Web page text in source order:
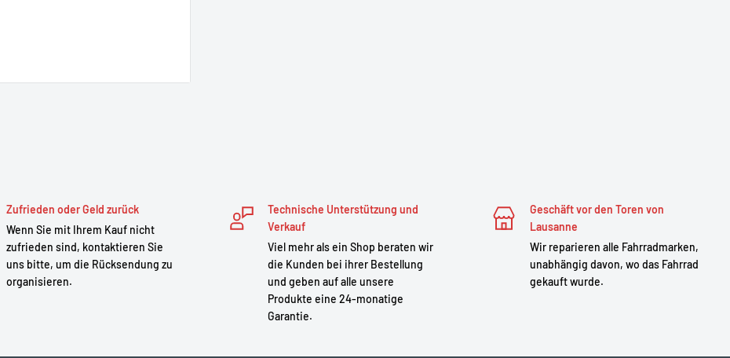
Zufrieden oder Geld zurück
Wenn Sie mit Ihrem Kauf nicht
zufrieden sind, kontaktieren Sie
uns bitte, um die Rücksendung zu
organisieren.
Technische Unterstützung und
Verkauf
Viel mehr als ein Shop beraten wir
die Kunden bei ihrer Bestellung
und geben auf alle unsere
Produkte eine 24-monatige
Garantie.
Geschäft vor den Toren von
Lausanne
Wir reparieren alle Fahrradmarken,
unabhängig davon, wo das Fahrrad
gekauft wurde.